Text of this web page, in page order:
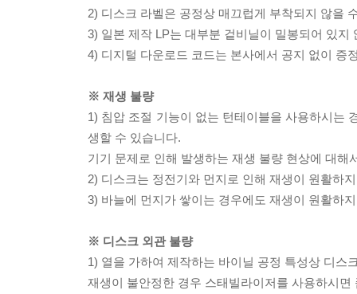
2) 디스크 라벨은 공정상 매끄럽게 부착되지 않을
3) 일본 제작 LP는 대부분 겉비닐이 밀봉되어 있지
4) 디지털 다운로드 코드는 본사에서 공지 없이 증
※ 재생 불량
1) 침압 조절 기능이 없는 턴테이블을 사용하시는
생할 수 있습니다.
기기 문제로 인해 발생하는 재생 불량 현상에 대
2) 디스크는 정전기와 먼지로 인해 재생이 원활하
3) 바늘에 먼지가 쌓이는 경우에도 재생이 원활하
※ 디스크 외관 불량
1) 열을 가하여 제작하는 바이닐 공정 특성상 디스
재생이 불안정한 경우 스태빌라이저를 사용하시